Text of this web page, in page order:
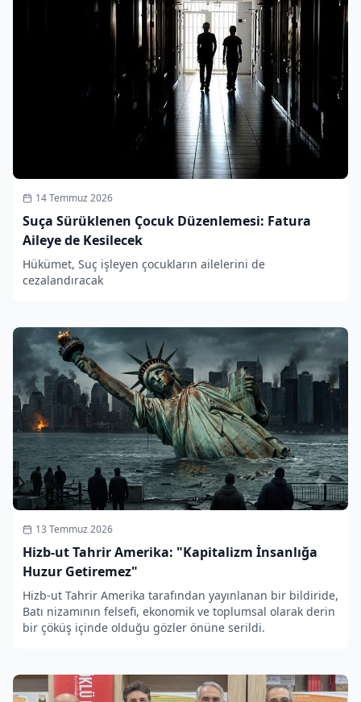
14 Temmuz 2026
Suça Sürüklenen Çocuk Düzenlemesi: Fatura
Aileye de Kesilecek
Hükümet, Suç işleyen çocukların ailelerini de
cezalandıracak
13 Temmuz 2026
Hizb-ut Tahrir Amerika: "Kapitalizm İnsanlığa
Huzur Getiremez"
Hizb-ut Tahrir Amerika tarafından yayınlanan bir bildiride,
Batı nizamının felsefi, ekonomik ve toplumsal olarak derin
bir çöküş içinde olduğu gözler önüne serildi.